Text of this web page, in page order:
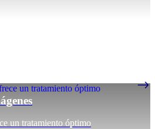
un tratamiento óptimo